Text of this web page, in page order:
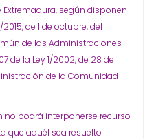
según disponen
de 1 de octubre, del
de las Administraciones
de la Ley 1/2002, de 28 de
de la Comunidad
no podrá interponerse recurso
que aquél sea resuelto